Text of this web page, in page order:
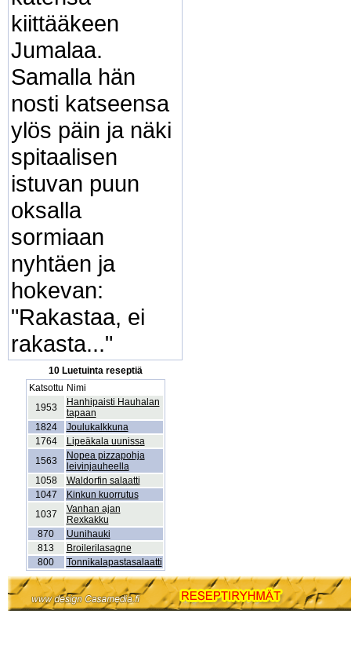
kiittääkeen
Jumalaa.
Samalla hän
nosti katseensa
ylös päin ja näki
spitaalisen
istuvan puun
oksalla
sormiaan
nyhtäen ja
hokevan:
"Rakastaa, ei
rakasta..."
10 Luetuinta reseptiä
Katsottu Nimi
1953
Hanhipaisti Hauhalan
tapaan
1824
Joulukalkkuna
1764
Lipeäkala uunissa
1563
Nopea pizzapohja
leivinjauheella
1058
Waldorfin salaatti
1047
Kinkun kuorrutus
1037
Vanhan ajan
Rexkakku
870
Uunihauki
813
Broilerilasagne
800
Tonnikalapastasalaatti